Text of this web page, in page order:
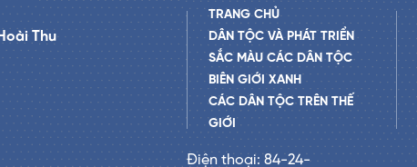
Thu
TRANG CHỦ
DÂN TỘC VÀ PHÁT TRIỂN
SẮC MÀU CÁC DÂN TỘC
BIÊN GIỚI XANH
CÁC DÂN TỘC TRÊN THẾ
GIỚI
Điện thoại: 84-24-